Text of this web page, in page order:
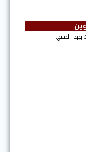
المنتج.